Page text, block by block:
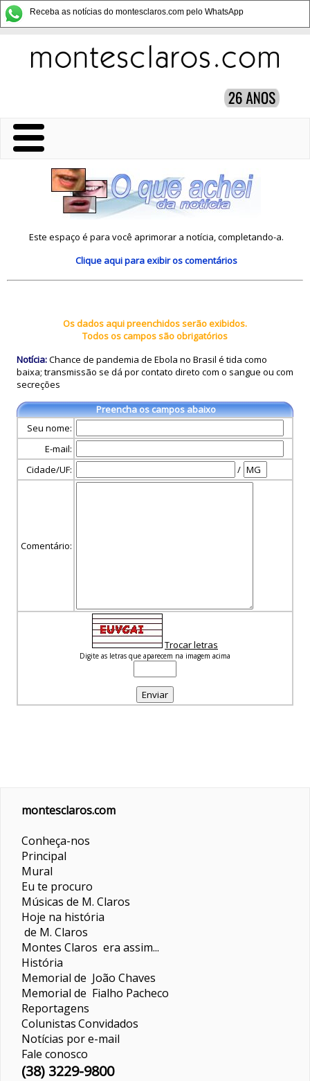
Receba as notícias do montesclaros.com pelo WhatsApp
Este espaço é para você aprimorar a notícia, completando-a.
Clique aquipara exibir os comentários
Os dados aqui preenchidos serão exibidos.
Todos os campos são obrigatórios
Notícia:Chance de pandemia de Ebola no Brasil é tida como
baixa; transmissão se dá por contato direto com o sangue ou com
secreções
Preencha os campos abaixo
Seu nome:
E-mail:
Cidade/UF:
/
Comentário:
Trocar letras
Digite as letras que aparecem na imagem acima
montesclaros.com
Conheça-nos
Principal
Mural
Eu te procuro
Músicas de M. Claros
Hoje na história
de M. Claros
Montes Claros era assim...
História
Memorial de João Chaves
Memorial de Fialho Pacheco
Reportagens
ColunistasConvidados
Notícias por e-mail
Fale conosco
(38) 3229-9800